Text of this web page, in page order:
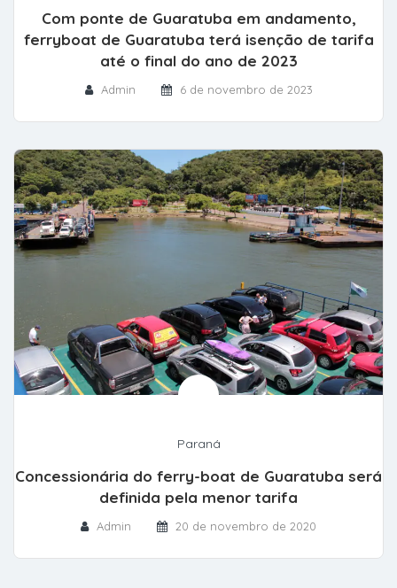
Com ponte de Guaratuba em andamento,
ferryboat de Guaratuba terá isenção de tarifa
até o final do ano de 2023
Admin 6 de novembro de 2023
Paraná
Concessionária do ferry-boat de Guaratuba será
definida pela menor tarifa
Admin 20 de novembro de 2020